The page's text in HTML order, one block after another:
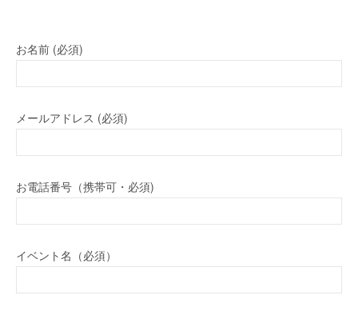
お名前 (必須)
メールアドレス (必須)
お電話番号（携帯可・必須)
イベント名（必須）